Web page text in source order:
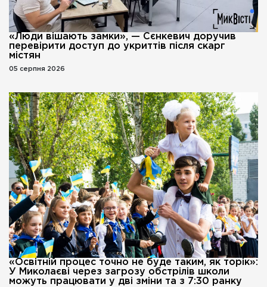
«Люди вішають замки», — Сєнкевич доручив
перевірити доступ до укриттів після скарг
містян
05 серпня 2026
«Освітній процес точно не буде таким, як торік»:
У Миколаєві через загрозу обстрілів школи
можуть працювати у дві зміни та з 7:30 ранку